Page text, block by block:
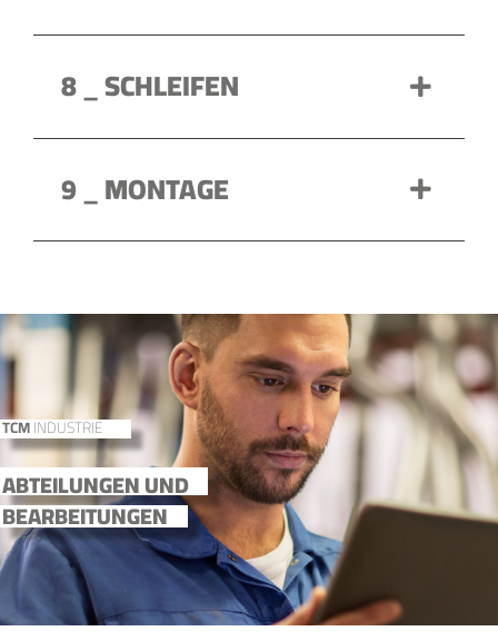
8 _ SCHLEIFEN
9 _ MONTAGE
TCMINDUSTRIE
ABTEILUNGEN UND
BEARBEITUNGEN